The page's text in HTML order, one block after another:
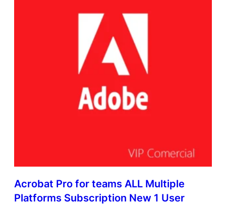
Acrobat Pro for teams ALL Multiple
Platforms Subscription New 1 User